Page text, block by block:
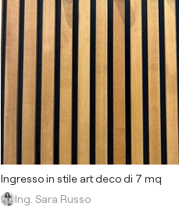
Ingresso in stile art deco di 7 mq
Ing. Sara Russo